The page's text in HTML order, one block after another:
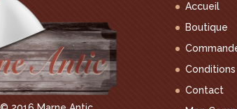
Accueil
Boutique
Contact